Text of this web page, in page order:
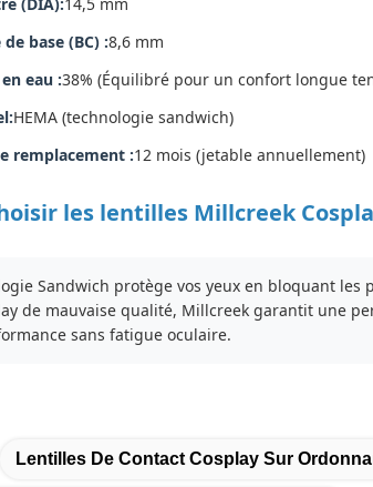
base (BC) :8,6 mm
eau :38% (Équilibré pour un confort longue
HEMA (technologie sandwich)
remplacement :12 mois (jetable annuellement)
les lentilles Millcreek
Sandwich protège vos yeux en bloquant
de mauvaise qualité, Millcreek garantit une
sans fatigue oculaire.
Lentilles De Contact Cosplay Sur